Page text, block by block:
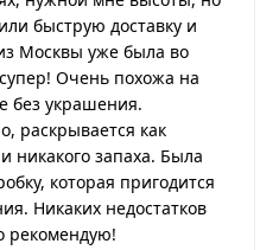
быструю доставку и
Москвы уже была во
Очень похожа на
без украшения.
раскрывается как
никакого запаха. Была
которая пригодится
Никаких недостатков
рекомендую!